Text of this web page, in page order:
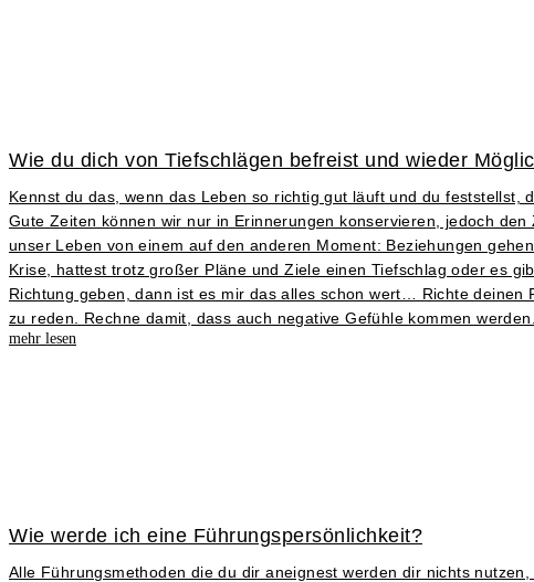
Wie du dich von Tiefschlägen befreist und wieder
Kennst du das, wenn das Leben so richtig gut läuft und du
Gute Zeiten können wir nur in Erinnerungen konservieren, jedoch
unser Leben von einem auf den anderen Moment: Beziehungen
Krise, hattest trotz großer Pläne und Ziele einen Tiefschlag oder es
Richtung geben, dann ist es mir das alles schon wert… Richte
zu reden. Rechne damit, dass auch negative Gefühle kommen werden.
mehr lesen
Wie werde ich eine Führungspersönlichkeit?
Alle Führungsmethoden die du dir aneignest werden dir nichts